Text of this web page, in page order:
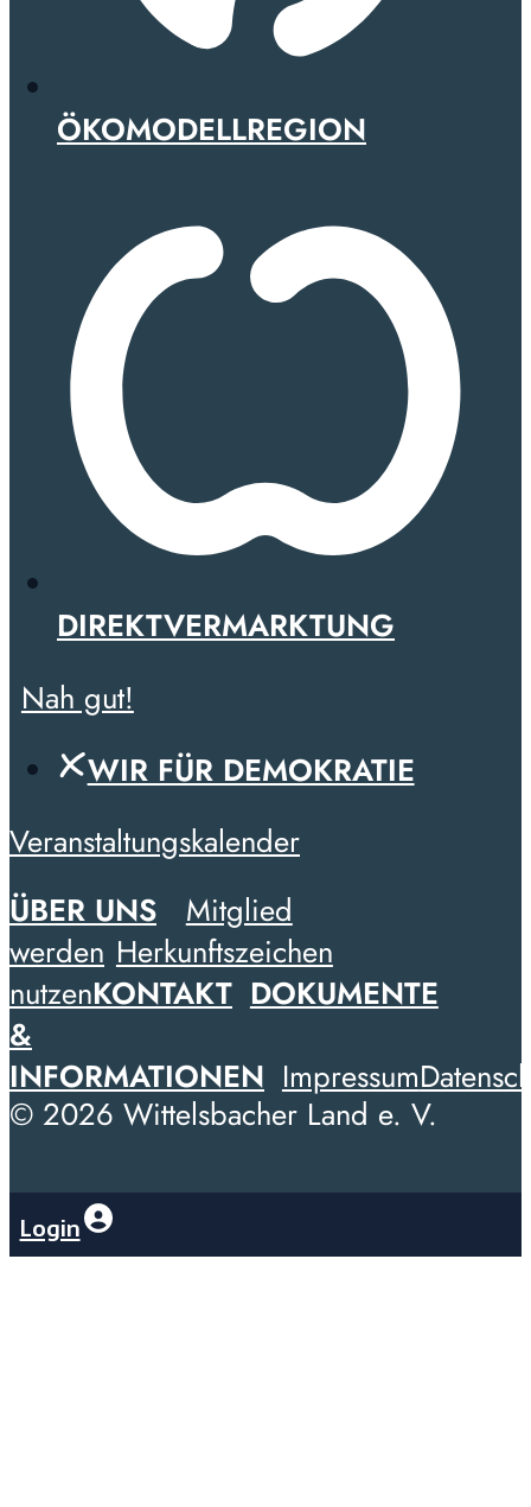
ÖKOMODELLREGION
DIREKTVERMARKTUNG
Nah gut!
WIR FÜR DEMOKRATIE
Veranstaltungskalender
ÜBER UNS
Mitglied
werden Herkunftszeichen
nutzenKONTAKT DOKUMENTE
&
INFORMATIONEN Impressum
© 2026 Wittelsbacher Land e. V.
Login